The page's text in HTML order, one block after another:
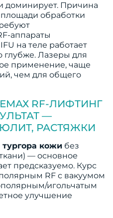
доминирует. Причина
обработки
аппараты
на теле работает
глубже. Лазеры для
применение, чаще
чем для общего
RF-ЛИФТИНГ
—
РАСТЯЖКИ
тургора кожи без
— основное
предсказуемо. Курс
RF с вакуумом
игольчатым
улучшение